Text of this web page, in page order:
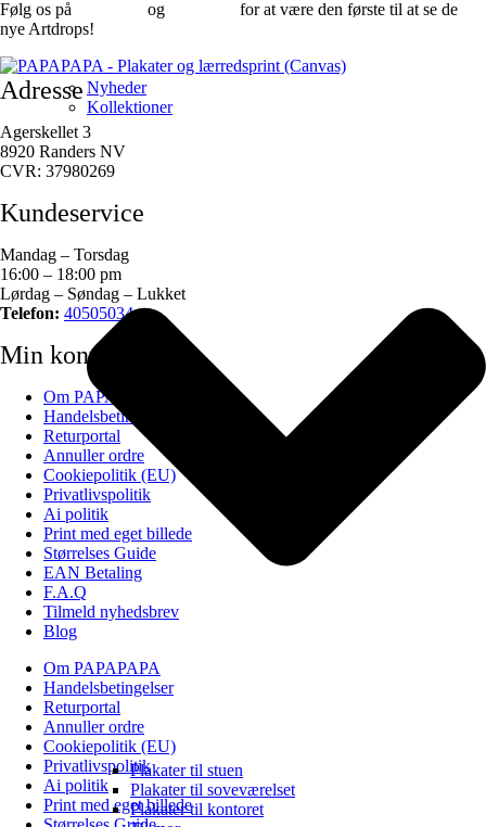
Nyheder
Kollektioner
Plakater til stuen
Plakater til soveværelset
Plakater til kontoret
Følg os på og
for at være den første til at se de
nye Artdrops!
Adresse
Agerskellet 3
8920 Randers NV
CVR: 37980269
Kundeservice
Mandag – Torsdag
16:00 – 18:00 pm
Lørdag – Søndag – Lukket
Telefon: 40505034
Min konto
Om PAPAPAPA
Handelsbetingelser
Returportal
Annuller ordre
Cookiepolitik (EU)
Privatlivspolitik
Ai politik
Print med eget billede
Størrelses Guide
EAN Betaling
F.A.Q
Tilmeld nyhedsbrev
Blog
Om PAPAPAPA
Handelsbetingelser
Returportal
Annuller ordre
Cookiepolitik (EU)
Privatlivspolitik
Ai politik
Print med eget billede